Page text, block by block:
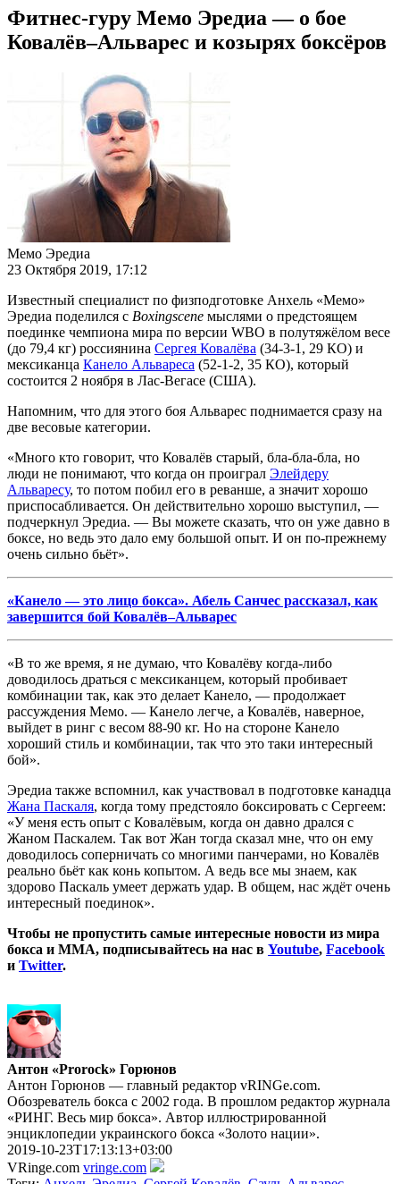
Фитнес-гуру Мемо Эредиа — о бое
Ковалёв–Альварес и козырях боксёров
Мемо Эредиа
23 Октября 2019, 17:12
Известный специалист по физподготовке Анхель «Мемо»
Эредиа поделился с Boxingscene мыслями о предстоящем
поединке чемпиона мира по версии WBO в полутяжёлом весе
(до 79,4 кг) россиянина Сергея Ковалёва (34-3-1, 29 КО) и
мексиканца Канело Альвареса (52-1-2, 35 КО), который
состоится 2 ноября в Лас-Вегасе (США).
Напомним, что для этого боя Альварес поднимается сразу на
две весовые категории.
«Много кто говорит, что Ковалёв старый, бла-бла-бла, но
люди не понимают, что когда он проиграл Элейдеру
Альваресу, то потом побил его в реванше, а значит хорошо
приспосабливается. Он действительно хорошо выступил, —
подчеркнул Эредиа. — Вы можете сказать, что он уже давно в
боксе, но ведь это дало ему большой опыт. И он по-прежнему
очень сильно бьёт».
«Канело — это лицо бокса». Абель Санчес рассказал, как
завершится бой Ковалёв–Альварес
«В то же время, я не думаю, что Ковалёву когда-либо
доводилось драться с мексиканцем, который пробивает
комбинации так, как это делает Канело, — продолжает
рассуждения Мемо. — Канело легче, а Ковалёв, наверное,
выйдет в ринг с весом 88-90 кг. Но на стороне Канело
хороший стиль и комбинации, так что это таки интересный
бой».
Эредиа также вспомнил, как участвовал в подготовке канадца
Жана Паскаля, когда тому предстояло боксировать с Сергеем:
«У меня есть опыт с Ковалёвым, когда он давно дрался с
Жаном Паскалем. Так вот Жан тогда сказал мне, что он ему
доводилось соперничать со многими панчерами, но Ковалёв
реально бьёт как конь копытом. А ведь все мы знаем, как
здорово Паскаль умеет держать удар. В общем, нас ждёт очень
интересный поединок».
Чтобы не пропустить самые интересные новости из мира
бокса и ММА, подписывайтесь на нас в Youtube, Facebook
и Twitter.
Антон «Prorock» Горюнов
Антон Горюнов — главный редактор vRINGe.com.
Обозреватель бокса с 2002 года. В прошлом редактор журнала
«РИНГ. Весь мир бокса». Автор иллюстрированной
энциклопедии украинского бокса «Золото нации».
2019-10-23T17:13:13+03:00
VRinge.com vringe.com